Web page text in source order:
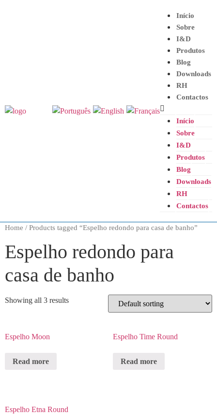
Início
Sobre
I&D
Produtos
Blog
Downloads
RH
Contactos
Início
Sobre
I&D
Produtos
Blog
Downloads
RH
Contactos
Home / Products tagged “Espelho redondo para casa de banho”
Espelho redondo para
casa de banho
Showing all 3 results
Espelho Moon
Read more
Espelho Time Round
Read more
Espelho Etna Round